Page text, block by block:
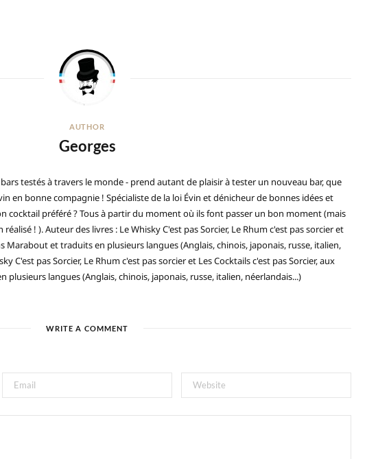
AUTHOR
Georges
testés à travers le monde - prend autant de plaisir à tester un nouveau bar, que
en bonne compagnie ! Spécialiste de la loi Évin et dénicheur de bonnes idées et
cocktail préféré ? Tous à partir du moment où ils font passer un bon moment (mais
! ). Auteur des livres : Le Whisky C'est pas Sorcier, Le Rhum c'est pas sorcier et
Marabout et traduits en plusieurs langues (Anglais, chinois, japonais, russe, italien,
C'est pas Sorcier, Le Rhum c'est pas sorcier et Les Cocktails c'est pas Sorcier, aux
langues (Anglais, chinois, japonais, russe, italien, néerlandais...)
WRITE A COMMENT